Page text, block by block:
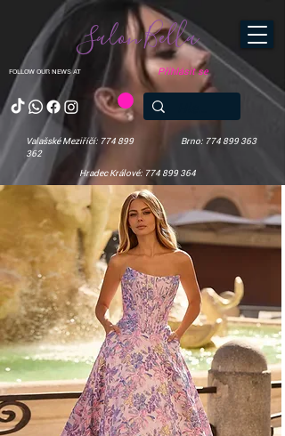
FOLLOW OUR NEWS AT
Salon Bella
Valašské Meziříčí: 774 899
362
Brno: 774 899 363
Hradec Králové: 774 899 364
Přihlásit se